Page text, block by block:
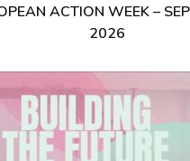
ACTION WEEK –
2026